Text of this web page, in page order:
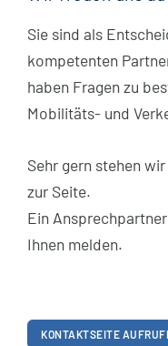
Sie sind als
kompetenten
haben Fragen zu
Mobilitäts- und
Sehr gern stehen
zur Seite.
Ein
Ihnen melden.
KONTAKTSEITE